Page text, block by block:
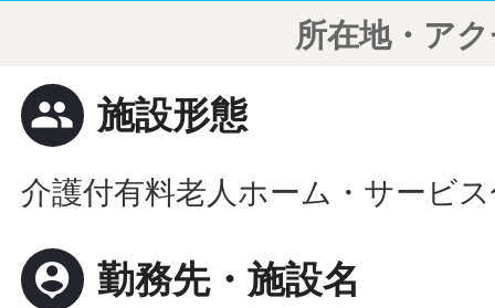
所在地・ア
people 施設形態
介護付有料老人ホーム・サービ
person_pin 勤務先・施設名